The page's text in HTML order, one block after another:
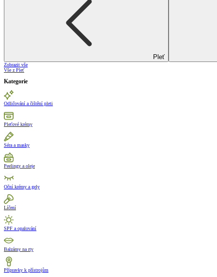
Pleť
Zobrazit vše
Vše z Pleť
Kategorie
Odličování a čištění pleti
Pleťové krémy
Séra a masky
Peelingy a oleje
Oční krémy a gely
Líčení
SPF a opalování
Balzámy na rty
Přípravky k přístrojům